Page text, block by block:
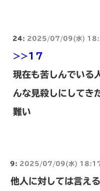
24: 2025/07/09(水)
>>17
現在も苦しんでいる
んな見殺しにしてき
難い
9: 2025/07/09(水)
他人に対しては言える